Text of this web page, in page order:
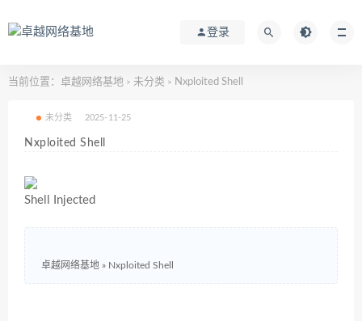
登录
当前位置： 卓越网络基地 > 未分类 > Nxploited Shell
未分类 2025-11-25
Nxploited Shell
Shell Injected
卓越网络基地 » Nxploited Shell